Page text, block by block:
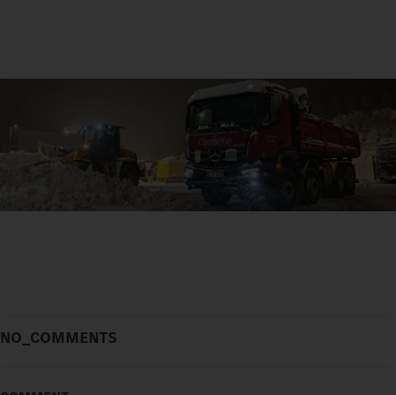
NO_COMMENTS